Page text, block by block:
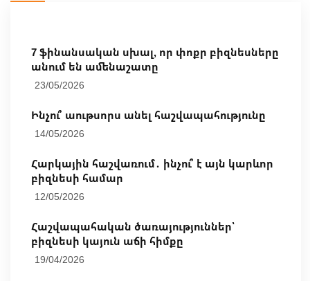
7 ֆինանսական սխալ, որ փոքր բիզնեսները
անում են ամենաշատը
23/05/2026
Ինչու՞ աութսորս անել հաշվապահությունը
14/05/2026
Հարկային հաշվառում․ ինչու՞ է այն կարևոր
բիզնեսի համար
12/05/2026
Հաշվապահական ծառայություններ՝
բիզնեսի կայուն աճի հիմքը
19/04/2026